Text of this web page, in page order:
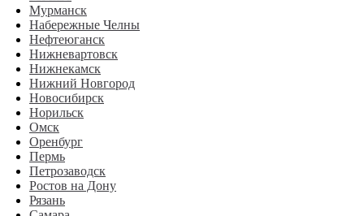
Мурманск
Набережные Челны
Нефтеюганск
Нижневартовск
Нижнекамск
Нижний Новгород
Новосибирск
Норильск
Омск
Оренбург
Пермь
Петрозаводск
Ростов на Дону
Рязань